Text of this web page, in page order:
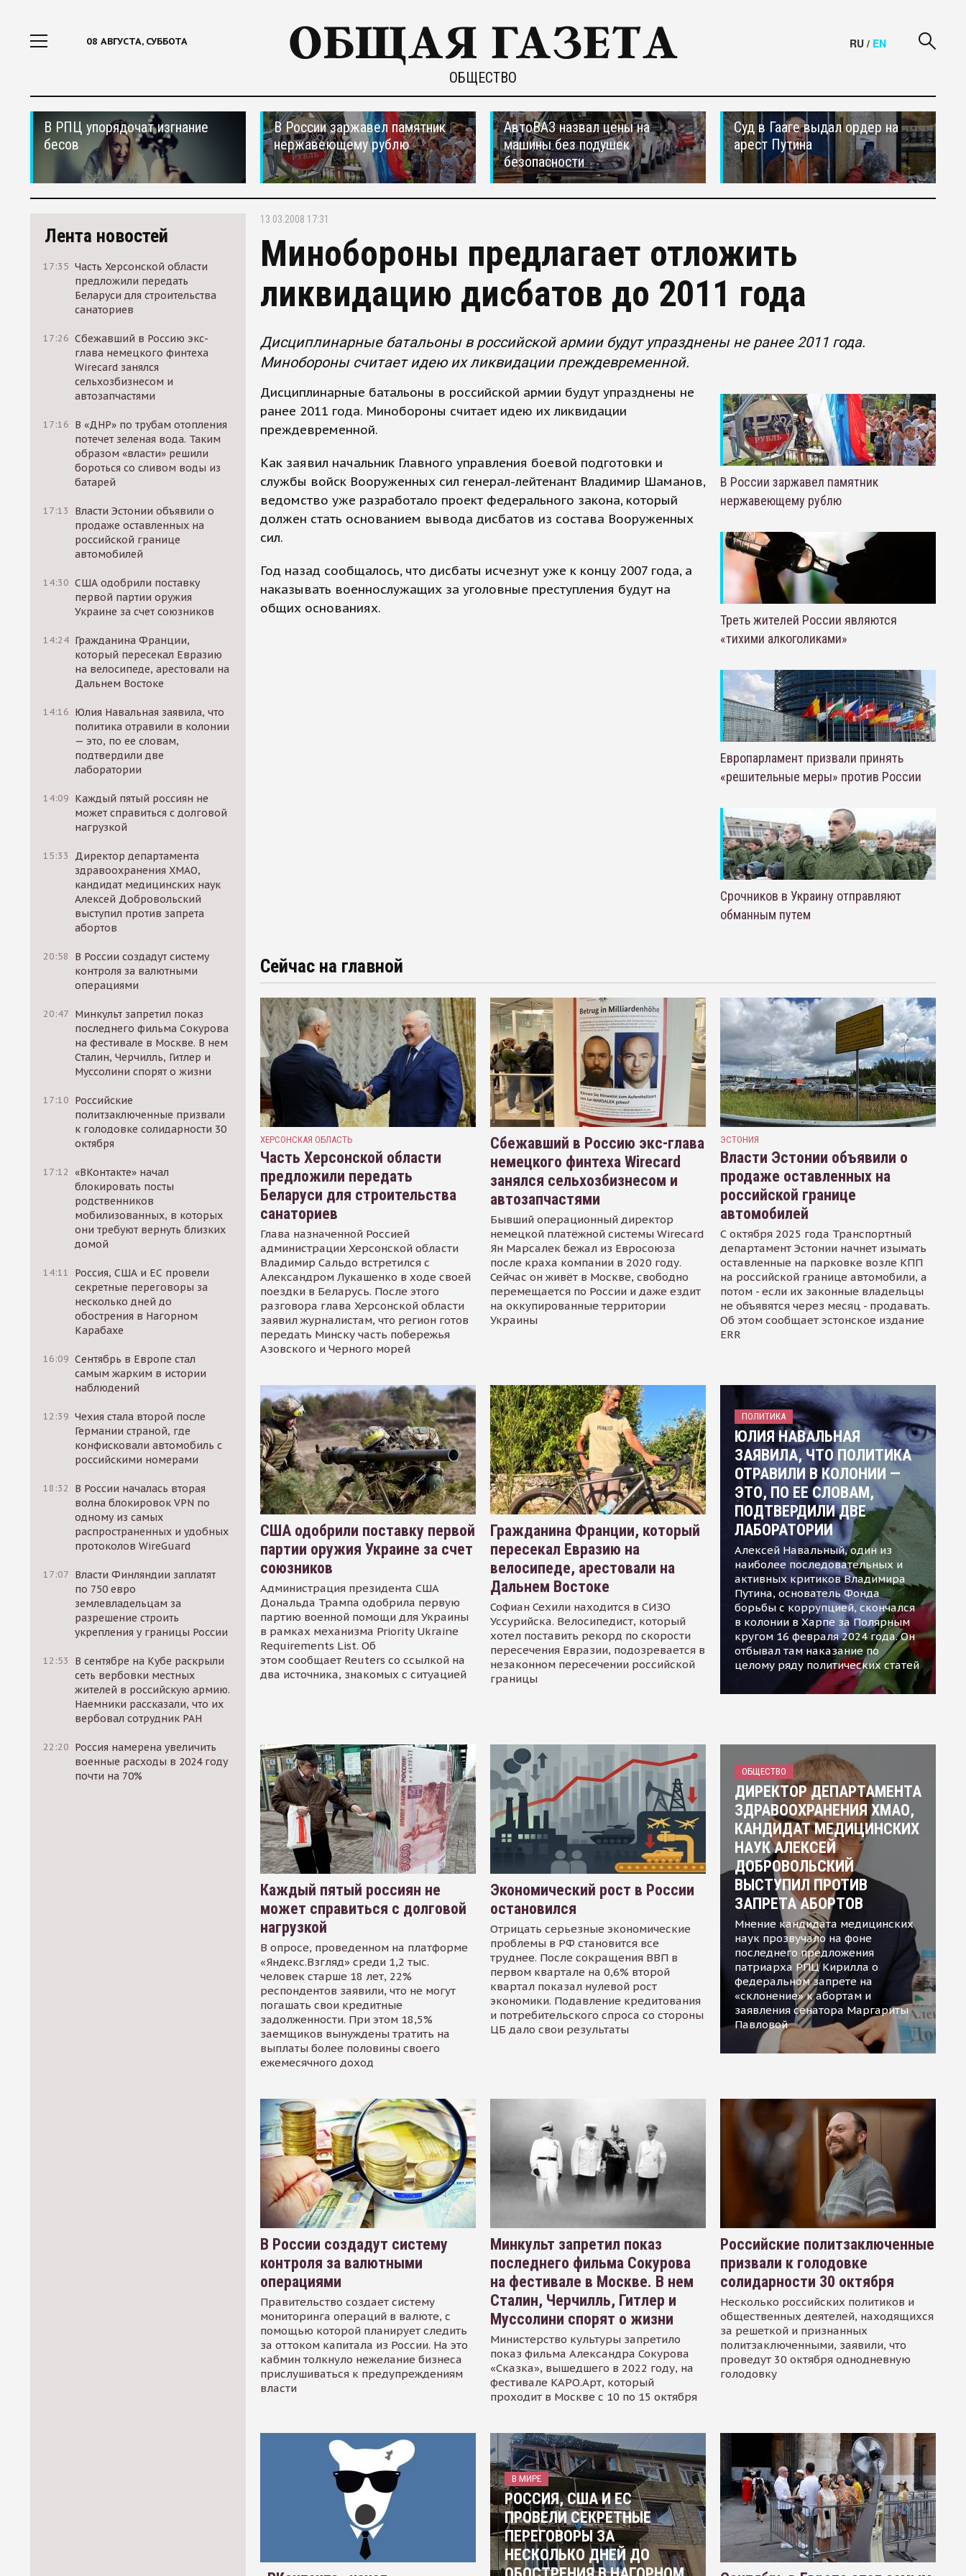
08 АВГУСТА, СУББОТА
ОБЩЕСТВО
RU / EN
В РПЦ упорядочат изгнание
бесов
В России заржавел памятник
нержавеющему рублю
АвтоВАЗ назвал цены на
машины без подушек
безопасности
Суд в Гааге выдал ордер на
арест Путина
Лента новостей
17:35 Часть Херсонской области
предложили передать
Беларуси для строительства
санаториев
17:26 Сбежавший в Россию экс-
глава немецкого финтеха
Wirecard занялся
сельхозбизнесом и
автозапчастями
17:16 В «ДНР» по трубам отопления
потечет зеленая вода. Таким
образом «власти» решили
бороться со сливом воды из
батарей
17:13
Власти Эстонии объявили о
продаже оставленных на
российской границе
автомобилей
14:30 США одобрили поставку
первой партии оружия
Украине за счет союзников
14:24 Гражданина Франции,
который пересекал Евразию
на велосипеде, арестовали на
Дальнем Востоке
14:16 Юлия Навальная заявила, что
политика отравили в колонии
— это, по ее словам,
подтвердили две
лаборатории
14:09 Каждый пятый россиян не
может справиться с долговой
нагрузкой
15:33
Директор департамента
здравоохранения ХМАО,
кандидат медицинских наук
Алексей Добровольский
выступил против запрета
абортов
20:58
В России создадут систему
контроля за валютными
операциями
20:47 Минкульт запретил показ
последнего фильма Сокурова
на фестивале в Москве. В нем
Сталин, Черчилль, Гитлер и
Муссолини спорят о жизни
17:10 Российские
политзаключенные призвали
к голодовке солидарности 30
октября
17:12 «ВКонтакте» начал
блокировать посты
родственников
мобилизованных, в которых
они требуют вернуть близких
домой
14:11
Россия, США и ЕС провели
секретные переговоры за
несколько дней до
обострения в Нагорном
Карабахе
16:09 Сентябрь в Европе стал
самым жарким в истории
наблюдений
12:39 Чехия стала второй после
Германии страной, где
конфисковали автомобиль с
российскими номерами
18:32
В России началась вторая
волна блокировок VPN по
одному из самых
распространенных и удобных
протоколов WireGuard
17:07 Власти Финляндии заплатят
по 750 евро
землевладельцам за
разрешение строить
укрепления у границы России
12:53
В сентябре на Кубе раскрыли
сеть вербовки местных
жителей в российскую армию.
Наемники рассказали, что их
вербовал сотрудник РАН
22:20 Россия намерена увеличить
военные расходы в 2024 году
почти на 70%
13.03.2008 17:31
Минобороны предлагает отложить
ликвидацию дисбатов до 2011 года
Дисциплинарные батальоны в российской армии будут упразднены не ранее 2011 года.
Минобороны считает идею их ликвидации преждевременной.
Дисциплинарные батальоны в российской армии будут упразднены не
ранее 2011 года. Минобороны считает идею их ликвидации
преждевременной.
Как заявил начальник Главного управления боевой подготовки и
службы войск Вооруженных сил генерал-лейтенант Владимир Шаманов,
ведомство уже разработало проект федерального закона, который
должен стать основанием вывода дисбатов из состава Вооруженных
сил.
Год назад сообщалось, что дисбаты исчезнут уже к концу 2007 года, а
наказывать военнослужащих за уголовные преступления будут на
общих основаниях.
В России заржавел памятник
нержавеющему рублю
Треть жителей России являются
«тихими алкоголиками»
Европарламент призвали принять
«решительные меры» против России
Срочников в Украину отправляют
обманным путем
Сейчас на главной
ХЕРСОНСКАЯ ОБЛАСТЬ
Часть Херсонской области
предложили передать
Беларуси для строительства
санаториев
Глава назначенной Россией
администрации Херсонской области
Владимир Сальдо встретился с
Александром Лукашенко в ходе своей
поездки в Беларусь. После этого
разговора глава Херсонской области
заявил журналистам, что регион готов
передать Минску часть побережья
Азовского и Черного морей
Сбежавший в Россию экс-глава
немецкого финтеха Wirecard
занялся сельхозбизнесом и
автозапчастями
Бывший операционный директор
немецкой платёжной системы Wirecard
Ян Марсалек бежал из Евросоюза
после краха компании в 2020 году.
Сейчас он живёт в Москве, свободно
перемещается по России и даже ездит
на оккупированные территории
Украины
ЭСТОНИЯ
Власти Эстонии объявили о
продаже оставленных на
российской границе
автомобилей
С октября 2025 года Транспортный
департамент Эстонии начнет изымать
оставленные на парковке возле КПП
на российской границе автомобили, а
потом - если их законные владельцы
не объявятся через месяц - продавать.
Об этом сообщает эстонское издание
ERR
США одобрили поставку первой
партии оружия Украине за счет
союзников
Администрация президента США
Дональда Трампа одобрила первую
партию военной помощи для Украины
в рамках механизма Priority Ukraine
Requirements List. Об
этом сообщает Reuters со ссылкой на
два источника, знакомых с ситуацией
Гражданина Франции, который
пересекал Евразию на
велосипеде, арестовали на
Дальнем Востоке
Софиан Сехили находится в СИЗО
Уссурийска. Велосипедист, который
хотел поставить рекорд по скорости
пересечения Евразии, подозревается в
незаконном пересечении российской
границы
ПОЛИТИКА
ЮЛИЯ НАВАЛЬНАЯ
ЗАЯВИЛА, ЧТО ПОЛИТИКА
ОТРАВИЛИ В КОЛОНИИ —
ЭТО, ПО ЕЕ СЛОВАМ,
ПОДТВЕРДИЛИ ДВЕ
ЛАБОРАТОРИИ
Алексей Навальный, один из
наиболее последовательных и
активных критиков Владимира
Путина, основатель Фонда
борьбы с коррупцией, скончался
в колонии в Харпе за Полярным
кругом 16 февраля 2024 года. Он
отбывал там наказание по
целому ряду политических статей
Каждый пятый россиян не
может справиться с долговой
нагрузкой
В опросе, проведенном на платформе
«Яндекс.Взгляд» среди 1,2 тыс.
человек старше 18 лет, 22%
респондентов заявили, что не могут
погашать свои кредитные
задолженности. При этом 18,5%
заемщиков вынуждены тратить на
выплаты более половины своего
ежемесячного доход
Экономический рост в России
остановился
Отрицать серьезные экономические
проблемы в РФ становится все
труднее. После сокращения ВВП в
первом квартале на 0,6% второй
квартал показал нулевой рост
экономики. Подавление кредитования
и потребительского спроса со стороны
ЦБ дало свои результаты
ОБЩЕСТВО
ДИРЕКТОР ДЕПАРТАМЕНТА
ЗДРАВООХРАНЕНИЯ ХМАО,
КАНДИДАТ МЕДИЦИНСКИХ
НАУК АЛЕКСЕЙ
ДОБРОВОЛЬСКИЙ
ВЫСТУПИЛ ПРОТИВ
ЗАПРЕТА АБОРТОВ
Мнение кандидата медицинских
наук прозвучало на фоне
последнего предложения
патриарха РПЦ Кирилла о
федеральном запрете на
«склонение» к абортам и
заявления сенатора Маргариты
Павловой
В России создадут систему
контроля за валютными
операциями
Правительство создает систему
мониторинга операций в валюте, с
помощью которой планирует следить
за оттоком капитала из России. На это
кабмин толкнуло нежелание бизнеса
прислушиваться к предупреждениям
власти
Минкульт запретил показ
последнего фильма Сокурова
на фестивале в Москве. В нем
Сталин, Черчилль, Гитлер и
Муссолини спорят о жизни
Министерство культуры запретило
показ фильма Александра Сокурова
«Сказка», вышедшего в 2022 году, на
фестивале КАРО.Арт, который
проходит в Москве с 10 по 15 октября
Российские политзаключенные
призвали к голодовке
солидарности 30 октября
Несколько российских политиков и
общественных деятелей, находящихся
за решеткой и признанных
политзаключенными, заявили, что
проведут 30 октября однодневную
голодовку
В МИРЕ
РОССИЯ, США И ЕС
ПРОВЕЛИ СЕКРЕТНЫЕ
ПЕРЕГОВОРЫ ЗА
НЕСКОЛЬКО ДНЕЙ ДО